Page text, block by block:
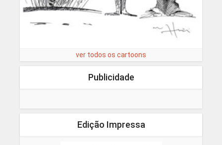
ver todos os cartoons
Publicidade
Edição Impressa